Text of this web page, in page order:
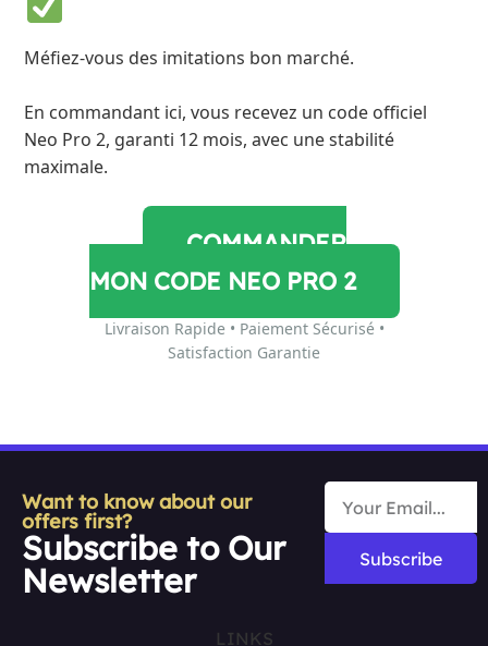
Méfiez-vous des imitations bon marché.
En commandant ici, vous recevez un code officiel
Neo Pro 2, garanti 12 mois, avec une stabilité
maximale.
COMMANDER
MON CODE NEO PRO 2
Livraison Rapide • Paiement Sécurisé •
Satisfaction Garantie
Want to know about our
offers first?
Subscribe to Our
Newsletter
Subscribe
LINKS